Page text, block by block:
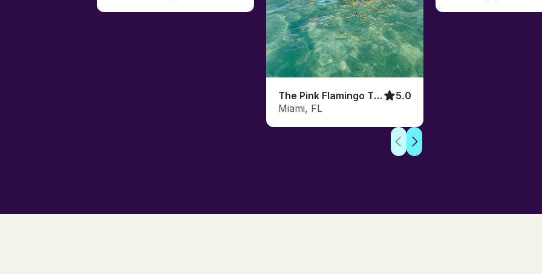
The Pink Flamingo Tiki Pontoon 🍹
5.0
Miami, FL